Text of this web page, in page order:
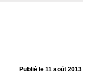
Publié le 11 août 2013